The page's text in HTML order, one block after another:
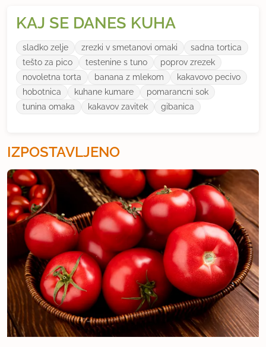
KAJ SE DANES KUHA
sladko zelje zrezki v smetanovi omaki
sadna tortica
tešto za pico
testenine s tuno
poprov zrezek
novoletna torta
banana z mlekom
kakavovo pecivo
hobotnica
kuhane kumare
pomarancni sok
tunina omaka
kakavov zavitek gibanica
IZPOSTAVLJENO